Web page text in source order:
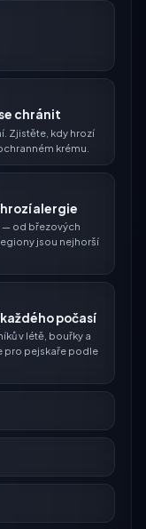
chránit
Zjistěte, kdy hrozí
krému.
alergie
— od březových
jsou nejhorší
počasí
v létě, bouřky a
pro pejskaře podle